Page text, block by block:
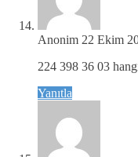
Anonim 22 Ekim
224 398 36 03
Yanıtla